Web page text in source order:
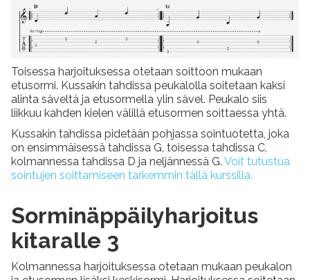
Toisessa harjoituksessa otetaan soittoon mukaan
etusormi. Kussakin tahdissa peukalolla soitetaan kaksi
alinta säveltä ja etusormella ylin sävel. Peukalo siis
liikkuu kahden kielen välillä etusormen soittaessa yhtä.
Kussakin tahdissa pidetään pohjassa sointuotetta, joka
on ensimmäisessä tahdissa G, toisessa tahdissa C,
kolmannessa tahdissa D ja neljännessä G. Voit tutustua
sointujen soittamiseen tarkemmin tällä kurssilla.
Sorminäppäilyharjoitus
kitaralle 3
Kolmannessa harjoituksessa otetaan mukaan peukalon